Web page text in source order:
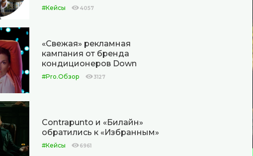
#Кейсы 4057
«Свежая» рекламная
кампания от бренда
кондиционеров Down
#Pro.Обзор 3127
Contrapunto и «Билайн»
обратились к «Избранным»
#Кейсы 6961